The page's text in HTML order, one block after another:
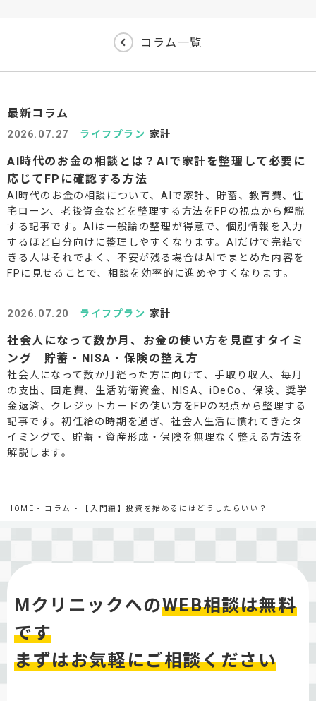
コラム一覧
最新コラム
2026.07.27 ライフプラン 家計
AI時代のお金の相談とは？AIで家計を整理して必要に
応じてFPに確認する方法
AI時代のお金の相談について、AIで家計、貯蓄、教育費、住
宅ローン、老後資金などを整理する方法をFPの視点から解説
する記事です。AIは一般論の整理が得意で、個別情報を入力
するほど自分向けに整理しやすくなります。AIだけで完結で
きる人はそれでよく、不安が残る場合はAIでまとめた内容を
FPに見せることで、相談を効率的に進めやすくなります。
2026.07.20 ライフプラン 家計
社会人になって数か月、お金の使い方を見直すタイミ
ング｜貯蓄・NISA・保険の整え方
社会人になって数か月経った方に向けて、手取り収入、毎月
の支出、固定費、生活防衛資金、NISA、iDeCo、保険、奨学
金返済、クレジットカードの使い方をFPの視点から整理する
記事です。初任給の時期を過ぎ、社会人生活に慣れてきたタ
イミングで、貯蓄・資産形成・保険を無理なく整える方法を
解説します。
HOME コラム 【入門編】投資を始めるにはどうしたらいい？
MクリニックへのWEB相談は無料
です
まずはお気軽にご相談ください